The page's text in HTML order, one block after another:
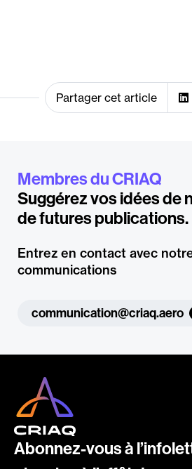
Partager cet article
Membres du CRIAQ
Suggérez vos idées de
de futures publications.
Entrez en contact avec
communications
communication@criaq.aero
Abonnez-vous à